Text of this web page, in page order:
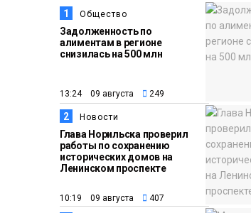
16:41
07 августа
Новости
Зелёный курс
Норильска:
скверы и тысячи
всему городу
15:56
07 августа
Еда
Итальянский
Федерико
изучает кухню и
прошлое
1 Общество
Задолженность по
алиментам в регионе
снизилась на 500 млн
13:24 09 августа 249
2 Новости
Глава Норильска проверил
работы по сохранению
исторических домов на
Ленинском проспекте
10:19 09 августа 407